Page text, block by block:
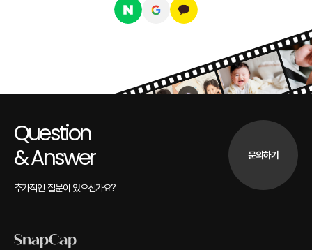
Question
& Answer
추가적인 질문이 있으신가요?
문의하기